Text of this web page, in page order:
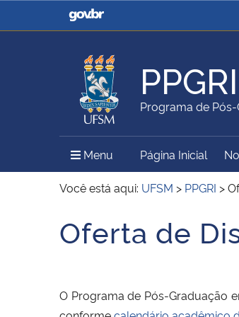
Casa Civil
Ministério da Agricultura,
Pecuária e Abastecimento
Ministério do Meio Ambiente
Secretaria de Governo
PPGRI
Programa de
Menu Menu Principal do Sítio
Página Inicial
Você está aqui: UFSM > PPGRI >
Início do conteúdo
Oferta de
O Programa de Pós-Graduação